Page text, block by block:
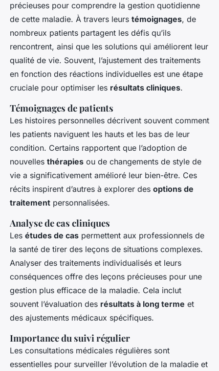
précieuses pour comprendre la gestion quotidienne
de cette maladie. À travers leurs témoignages, de
nombreux patients partagent les défis qu’ils
rencontrent, ainsi que les solutions qui améliorent leur
qualité de vie. Souvent, l’ajustement des traitements
en fonction des réactions individuelles est une étape
cruciale pour optimiser les résultats cliniques.
Témoignages de patients
Les histoires personnelles décrivent souvent comment
les patients naviguent les hauts et les bas de leur
condition. Certains rapportent que l’adoption de
nouvelles thérapies ou de changements de style de
vie a significativement amélioré leur bien-être. Ces
récits inspirent d’autres à explorer des options de
traitement personnalisées.
Analyse de cas cliniques
Les études de cas permettent aux professionnels de
la santé de tirer des leçons de situations complexes.
Analyser des traitements individualisés et leurs
conséquences offre des leçons précieuses pour une
gestion plus efficace de la maladie. Cela inclut
souvent l’évaluation des résultats à long terme et
des ajustements médicaux spécifiques.
Importance du suivi régulier
Les consultations médicales régulières sont
essentielles pour surveiller l’évolution de la maladie et